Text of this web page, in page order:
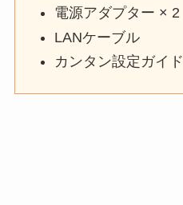
電源アダプター × 2
LANケーブル
カンタン設定ガイド